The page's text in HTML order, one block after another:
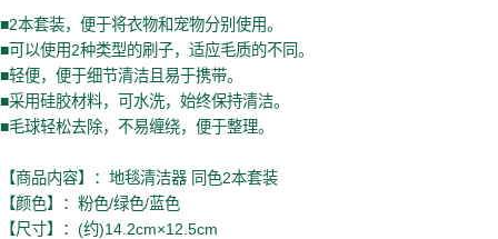
■2本套装，便于将衣物和宠物分别使用。
■可以使用2种类型的刷子，适应毛质的不同。
■轻便，便于细节清洁且易于携带。
■采用硅胶材料，可水洗，始终保持清洁。
■毛球轻松去除，不易缠绕，便于整理。
【商品内容】：地毯清洁器 同色2本套装
【颜色】：粉色/绿色/蓝色
【尺寸】：(约)14.2cm×12.5cm